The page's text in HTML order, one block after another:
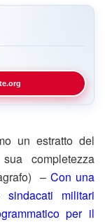
un estratto del
completezza
–Con una
sindacati militari
per il